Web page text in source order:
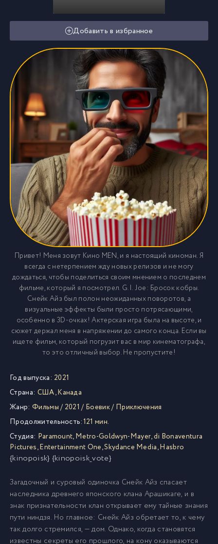
Добавить в избранное
Привет! Меня зовут Кино MEN, и я настоящий киноман. Я
всегда с нетерпением жду новых релизов и не могу
дождаться, чтобы поделиться своим мнением о последнем
фильме, который я посмотрел. G.I. Joe: Бросок кобры.
Снейк Айз был полон неожиданных поворотов, а
визуальные эффекты были просто потрясающими,
особенно в 3D-очках! Актерская игра была на высоте, и
сюжет держал меня в напряжении до самого конца. Если вы
ищете фильм, который погрузит вас в мир кинематографа,
то это отличный выбор. Не пропустите!
Год выпуска: 2021
Страна: США,Канада
Жанр: Фильмы/ 2021 / Боевик/ Приключения
Продолжительность:121 мин.
Студия: Paramount,Metro-Goldwyn-Mayer,di Bonaventura
Pictures,Entertainment One,Skydance Media,Hasbro
{kinopoisk} {kinopoisk_vote}
Загадочный и суровый одиночка Снейк Айз спасает
наследника древнего японского клана Арашикаге, и в
знак признательности клан открывает ему тайные знания
пути ниндзя. Но главное: Снейк Айз обретает то, к чему
так долго стремился, — дом. Однако, когда становятся
известны секреты его прошлого, на кону оказываются